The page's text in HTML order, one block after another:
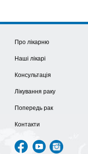
Про лікарню
Наші лікарі
Консультація
Лікування раку
Попередь рак
Контакти